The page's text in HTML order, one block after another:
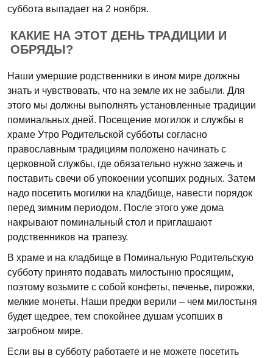
суббота выпадает на 2 ноября.
КАКИЕ НА ЭТОТ ДЕНЬ ТРАДИЦИИ И
ОБРЯДЫ?
Наши умершие родственники в ином мире должны
знать и чувствовать, что на земле их не забыли. Для
этого мы должны выполнять установленные традиции
поминальных дней. Посещение могилок и службы в
храме Утро Родительской субботы согласно
православным традициям положено начинать с
церковной службы, где обязательно нужно зажечь и
поставить свечи об упокоении усопших родных. Затем
надо посетить могилки на кладбище, навести порядок
перед зимним периодом. После этого уже дома
накрывают поминальный стол и приглашают
родственников на трапезу.
В храме и на кладбище в Поминальную Родительскую
субботу принято подавать милостыню просящим,
поэтому возьмите с собой конфеты, печенье, пирожки,
мелкие монеты. Наши предки верили – чем милостыня
будет щедрее, тем спокойнее душам усопших в
загробном мире.
Если вы в субботу работаете и не можете посетить